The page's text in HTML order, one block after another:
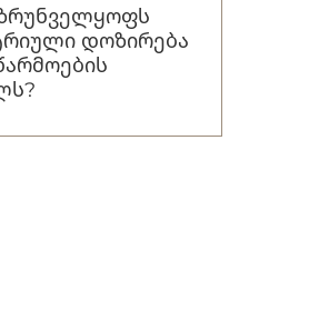
დოზირება